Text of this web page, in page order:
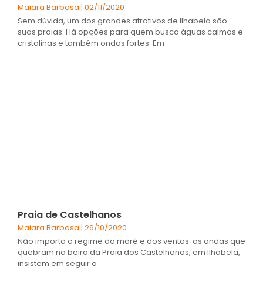
Maiara Barbosa 02/11/2020
Sem dúvida, um dos grandes atrativos de Ilhabela são
suas praias. Há opções para quem busca águas calmas e
cristalinas e também ondas fortes. Em
Praia de Castelhanos
Maiara Barbosa 26/10/2020
Não importa o regime da maré e dos ventos: as ondas que
quebram na beira da Praia dos Castelhanos, em Ilhabela,
insistem em seguir o